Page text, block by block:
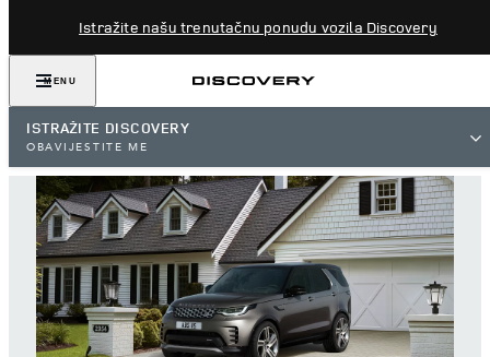
Istražite našu trenutačnu ponudu vozila Discovery
MENU
ISTRAŽITE DISCOVERY
OBAVIJESTITE ME